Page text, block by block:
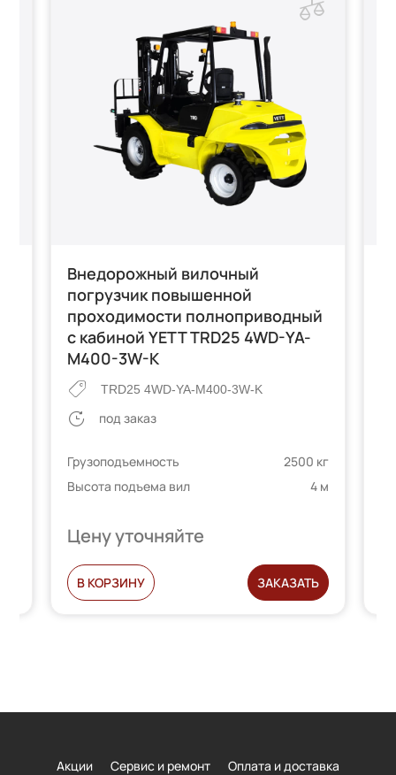
Внедорожный вилочный
погрузчик повышенной
проходимости полноприводный
с кабиной YETT TRD25 4WD-YA-
M400-3W-K
TRD25 4WD-YA-M400-3W-K
под заказ
Грузоподъемность
2500 кг
Высота подъема вил
4 м
Цену уточняйте
В КОРЗИНУ ЗАКАЗАТЬ
Акции Сервис и ремонт
Оплата и доставка